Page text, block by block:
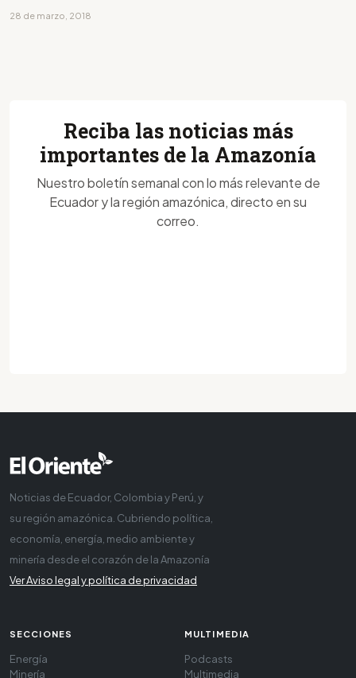
28 de marzo, 2018
Reciba las noticias más
importantes de la Amazonía
Nuestro boletín semanal con lo más relevante de
Ecuador y la región amazónica, directo en su
correo.
Noticias de Ecuador, Colombia y Perú, y
su región amazónica. Cubriendo política,
economía, energía, medio ambiente y
minería desde el corazón de la Amazonía
Ver Aviso legal y política de privacidad
SECCIONES
Energía
Minería
MULTIMEDIA
Podcasts
Multimedia